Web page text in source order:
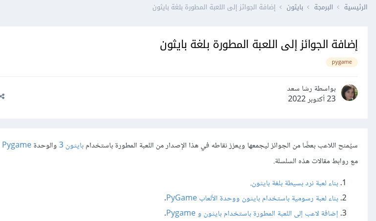
الرئيسية البرمجة بايثون إضافة الجوائز إلى اللعبة المطورة بلغة بايثون
إضافة الجوائز إلى اللعبة المطورة بلغة بايثون
pygame
بواسطة رشا سعد
23 أكتوبر 2022
سيُمنح اللاعب بعضًا من الجوائز ليجمعها ويعزز نقاطه في هذا الإصدار من اللعبة المطورة باستخدامبايثون 3 والوحدةPygame
مع روابط مقالات هذه السلسلة.
بناء لعبة نرد بسيطة بلغة بايثون.
بناء لعبة رسومية باستخدام بايثون ووحدة الألعاب PyGame
.
إضافة لاعب إلى اللعبة المطورة باستخدام بايثون و Pygame
.